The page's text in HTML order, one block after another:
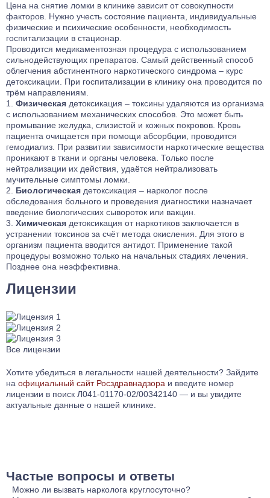
Цена на снятие ломки в клинике зависит от совокупности
факторов. Нужно учесть состояние пациента, индивидуальные
физические и психические особенности, необходимость
госпитализации в стационар.
Проводится медикаментозная процедура с использованием
сильнодействующих препаратов. Самый действенный способ
облегчения абстинентного наркотического синдрома – курс
детоксикации. При госпитализации в клинику она проводится по
трём направлениям.
Физическая детоксикация – токсины удаляются из организма
с использованием механических способов. Это может быть
промывание желудка, слизистой и кожных покровов. Кровь
пациента очищается при помощи абсорбции, проводится
гемодиализ. При развитии зависимости наркотические вещества
проникают в ткани и органы человека. Только после
нейтрализации их действия, удаётся нейтрализовать
мучительные симптомы ломки.
Биологическая детоксикация – нарколог после
обследования больного и проведения диагностики назначает
введение биологических сывороток или вакцин.
Химическая детоксикация от наркотиков заключается в
устранении токсинов за счёт метода окисления. Для этого в
организм пациента вводится антидот. Применение такой
процедуры возможно только на начальных стадиях лечения.
Позднее она неэффективна.
Лицензии
Все лицензии
Хотите убедиться в легальности нашей деятельности? Зайдите
на официальный сайт Росздравнадзора и введите номер
лицензии в поиск Л041-01170-02/00342140 — и вы увидите
актуальные данные о нашей клинике.
Частые вопросы и ответы
Можно ли вызвать нарколога круглосуточно?